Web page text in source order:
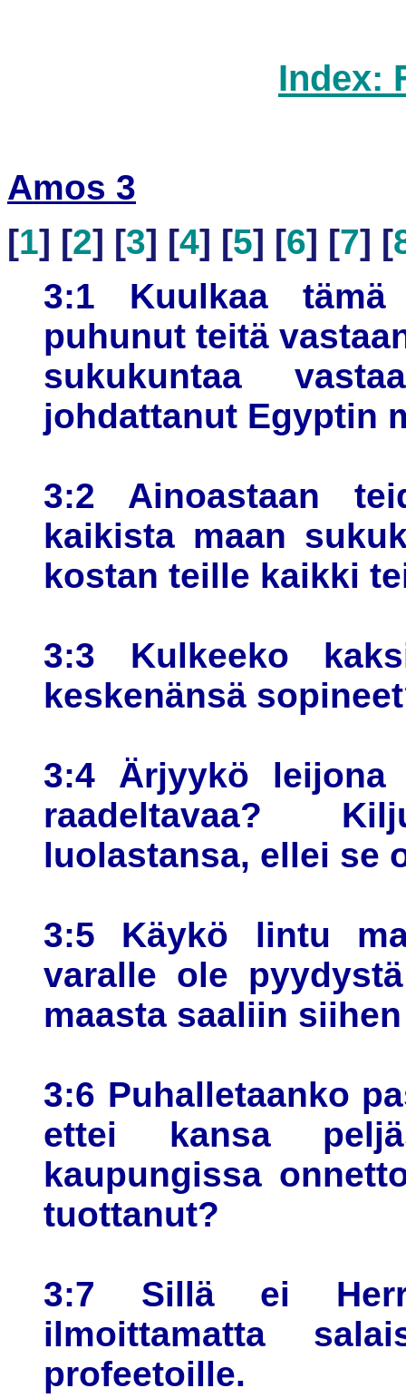
Index:
Amos 3
[1] [2] [3] [4] [5] [6] [7] [
3:1 Kuulkaa
puhunut teitä
sukukuntaa
johdattanut Egyptin
3:2 Ainoastaan
kaikista maan
kostan teille kaikki
3:3 Kulkeeko
keskenänsä
3:4 Ärjyykö
raadeltavaa?
luolastansa, ellei se
3:5 Käykö lintu
varalle ole
maasta saaliin
3:6 Puhalletaanko
ettei kansa
kaupungissa
tuottanut?
3:7 Sillä ei
ilmoittamatta
profeetoille.